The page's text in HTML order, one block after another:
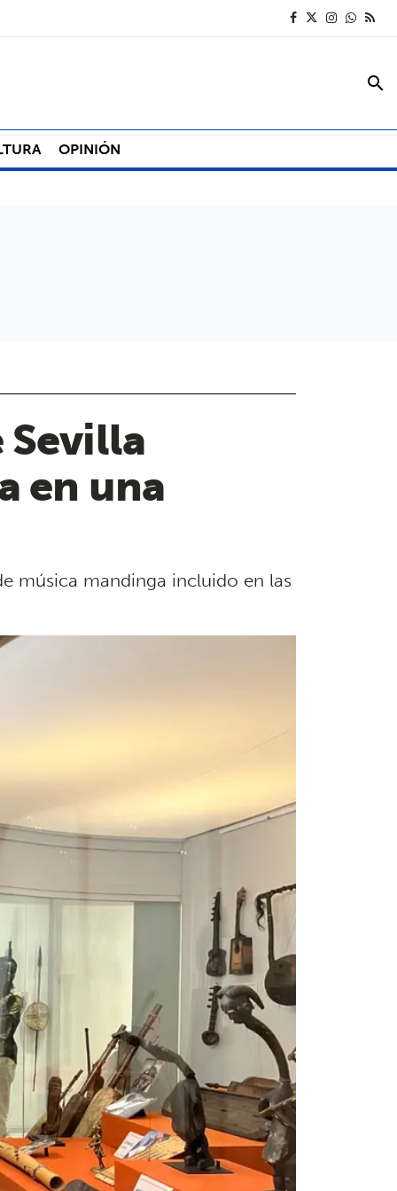
search
OPINIÓN
en una
música mandinga incluido en las